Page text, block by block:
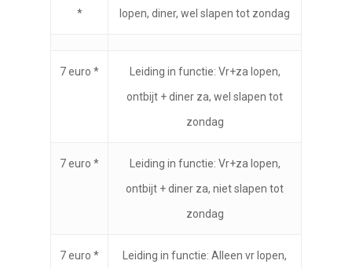
*
lopen, diner, wel slapen tot zondag
7 euro *
Leiding in functie: Vr+za lopen,
ontbijt + diner za, wel slapen tot
zondag
7 euro *
Leiding in functie: Vr+za lopen,
ontbijt + diner za, niet slapen tot
zondag
7 euro * Leiding in functie: Alleen vr lopen,